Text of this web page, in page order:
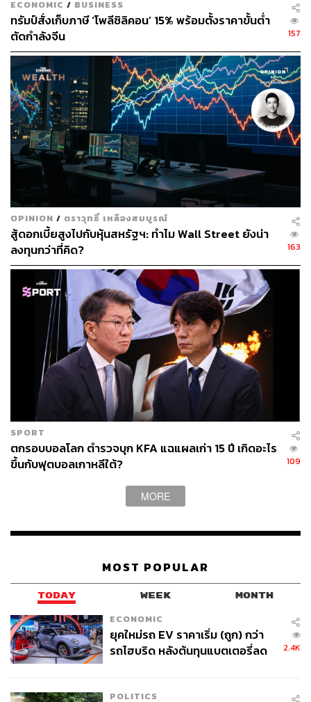
ECONOMIC / BUSINESS
ทรัมป์สั่งเก็บภาษี ‘โพลีซิลิคอน’ 15% พร้อมตั้งราคาขั้นต่ำ
ตัดกำลังจีน
157
OPINION / ตราวุทธิ์ เหลืองสมบูรณ์
สู้ดอกเบี้ยสูงไปกับหุ้นสหรัฐฯ: ทำไม Wall Street ยังน่า
ลงทุนกว่าที่คิด?
163
SPORT
ตกรอบบอลโลก ตำรวจบุก KFA แฉแผลเก่า 15 ปี เกิดอะไร
ขึ้นกับฟุตบอลเกาหลีใต้?
109
MORE
MOST POPULAR
TODAY WEEK MONTH
ECONOMIC
ยุคใหม่รถ EV ราคาเริ่ม (ถูก) กว่า
รถไฮบริด หลังต้นทุนแบตเตอรี่ลด
2.4K
POLITICS